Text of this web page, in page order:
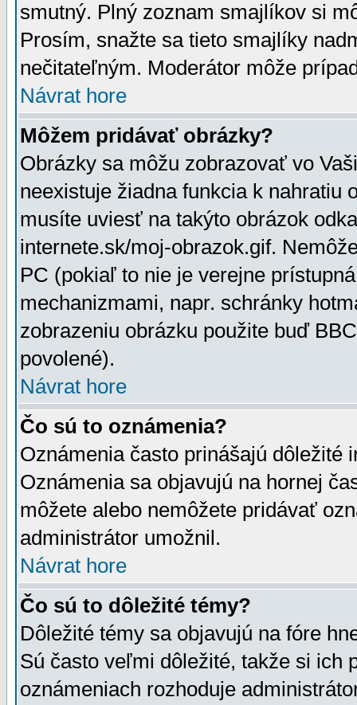
smutný. Plný zoznam smajlíkov si
Prosím, snažte sa tieto smajlíky
nečitateľným. Moderátor môže
Návrat hore
Môžem pridávať obrázky?
Obrázky sa môžu zobrazovať vo
neexistuje žiadna funkcia k nahratiu
musíte uviesť na takýto obrázok
internete.sk/moj-obrazok.gif.
PC (pokiaľ to nie je verejne
mechanizmami, napr. schránky
zobrazeniu obrázku použite buď
povolené).
Návrat hore
Čo sú to oznámenia?
Oznámenia často prinášajú dôležité
Oznámenia sa objavujú na hornej
môžete alebo nemôžete pridávať
administrátor umožnil.
Návrat hore
Čo sú to dôležité témy?
Dôležité témy sa objavujú na fóre
Sú často veľmi dôležité, takže si ich
oznámeniach rozhoduje